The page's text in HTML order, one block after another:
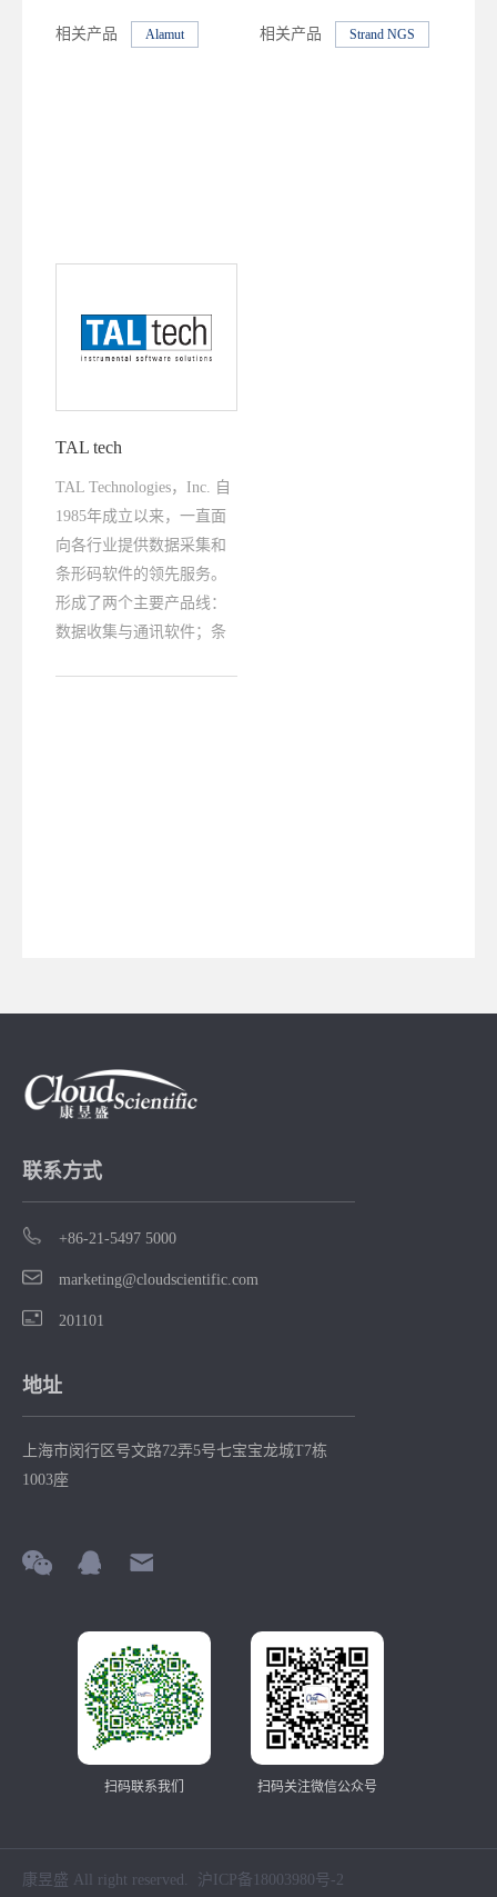
大的见解，为更美好的未
相关产品 Alamut
务。
相关产品 Strand NGS
TAL tech
TAL Technologies，Inc. 自
1985年成立以来，一直面
向各行业提供数据采集和
条形码软件的领先服务。
形成了两个主要产品线：
数据收集与通讯软件；条
联系方式
+86-21-5497 5000
marketing@cloudscientific.com
201101
地址
上海市闵行区号文路72弄5号七宝宝龙城T7栋
1003座
扫码联系我们 扫码关注微信公众号
康昱盛 All right reserved. 沪ICP备18003980号-2